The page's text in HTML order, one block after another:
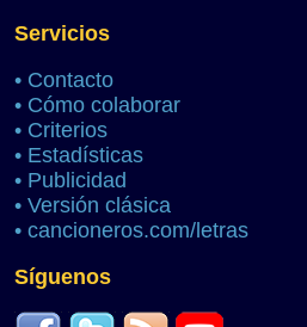
Servicios
• Contacto
• Cómo colaborar
• Criterios
• Estadísticas
• Publicidad
• Versión clásica
• cancioneros.com/letras
Síguenos